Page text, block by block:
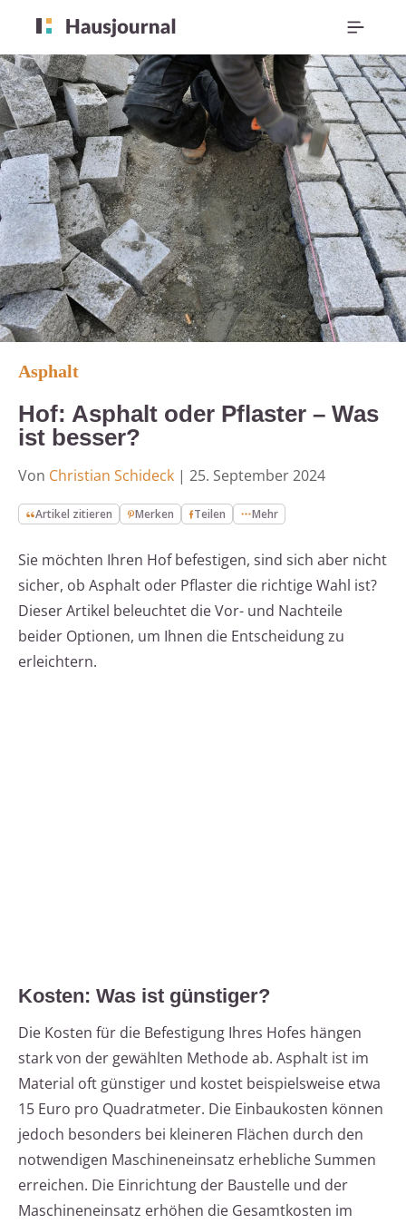
Asphalt
Hof: Asphalt oder Pflaster – Was
ist besser?
Von Christian Schideck | 25. September 2024
Artikel zitieren Merken Teilen Mehr
Sie möchten Ihren Hof befestigen, sind sich aber nicht
sicher, ob Asphalt oder Pflaster die richtige Wahl ist?
Dieser Artikel beleuchtet die Vor- und Nachteile
beider Optionen, um Ihnen die Entscheidung zu
erleichtern.
Kosten: Was ist günstiger?
Die Kosten für die Befestigung Ihres Hofes hängen
stark von der gewählten Methode ab. Asphalt ist im
Material oft günstiger und kostet beispielsweise etwa
15 Euro pro Quadratmeter. Die Einbaukosten können
jedoch besonders bei kleineren Flächen durch den
notwendigen Maschineneinsatz erhebliche Summen
erreichen. Die Einrichtung der Baustelle und der
Maschineneinsatz erhöhen die Gesamtkosten im